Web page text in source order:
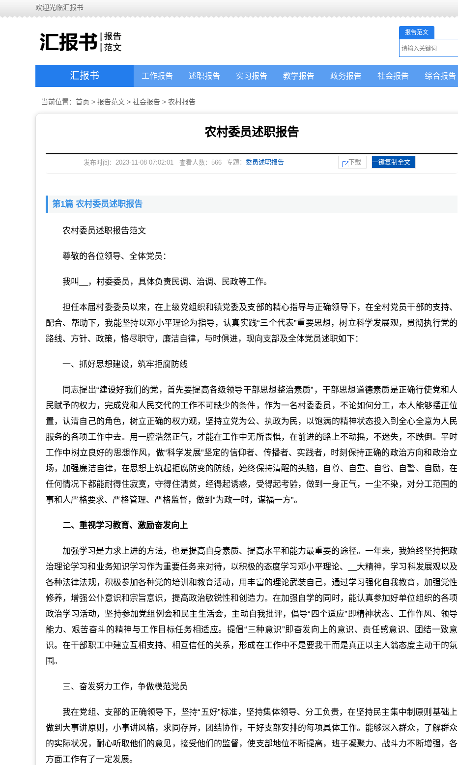
欢迎光临汇报书
报告范文
汇报书 工作报告 述职报告 实习报告 教学报告 政务报告 社会报告 综合报告
当前位置： 首页 > 报告范文 > 社会报告 > 农村报告
农村委员述职报告
发布时间：2023-11-08 07:02:01 查看人数： 566 专题： 委员述职报告 下载 一键复制全文
第1篇 农村委员述职报告
农村委员述职报告范文
尊敬的各位领导、全体党员：
我叫__，村委委员，具体负责民调、治调、民政等工作。
担任本届村委委员以来，在上级党组织和镇党委及支部的精心指导与正确领导下，在全村党员干部的支持、
配合、帮助下，我能坚持以邓小平理论为指导，认真实践“三个代表”重要思想，树立科学发展观，贯彻执行党的
路线、方针、政策，恪尽职守，廉洁自律，与时俱进，现向支部及全体党员述职如下：
一、抓好思想建设，筑牢拒腐防线
同志提出“建设好我们的党，首先要提高各级领导干部思想整治素质”，干部思想道德素质是正确行使党和人
民赋予的权力，完成党和人民交代的工作不可缺少的条件，作为一名村委委员，不论如何分工，本人能够摆正位
置，认清自己的角色，树立正确的权力观，坚持立党为公、执政为民，以饱满的精神状态投入到全心全意为人民
服务的各项工作中去。用一腔浩然正气，才能在工作中无所畏惧，在前进的路上不动摇，不迷失，不跌倒。平时
工作中树立良好的思想作风，做“科学发展”坚定的信仰者、传播者、实践者，时刻保持正确的政治方向和政治立
场，加强廉洁自律，在思想上筑起拒腐防变的防线，始终保持清醒的头脑，自尊、自重、自省、自警、自励，在
任何情况下都能耐得住寂寞，守得住清贫，经得起诱惑，受得起考验，做到一身正气，一尘不染，对分工范围的
事和人严格要求、严格管理、严格监督，做到“为政一时，谋福一方”。
二、重视学习教育、激励奋发向上
加强学习是力求上进的方法，也是提高自身素质、提高水平和能力最重要的途径。一年来，我始终坚持把政
治理论学习和业务知识学习作为重要任务来对待，以积极的态度学习邓小平理论、__大精神，学习科发展观以及
各种法律法规，积极参加各种党的培训和教育活动，用丰富的理论武装自己，通过学习强化自我教育，加强党性
修养，增强公仆意识和宗旨意识，提高政治敏锐性和创造力。在加强自学的同时，能认真参加好单位组织的各项
政治学习活动，坚持参加党组例会和民主生活会，主动自我批评，倡导“四个适应”即精神状态、工作作风、领导
能力、艰苦奋斗的精神与工作目标任务相适应。提倡“三种意识”即奋发向上的意识、责任感意识、团结一致意
识。在干部职工中建立互相支持、相互信任的关系，形成在工作中不是要我干而是真正以主人翁态度主动干的氛
围。
三、奋发努力工作，争做模范党员
我在党组、支部的正确领导下，坚持“五好”标准，坚持集体领导、分工负责，在坚持民主集中制原则基础上
做到大事讲原则，小事讲风格，求同存异，团结协作，干好支部安排的每项具体工作。能够深入群众，了解群众
的实际状况，耐心听取他们的意见，接受他们的监督，使支部地位不断提高，班子凝聚力、战斗力不断增强，各
方面工作有了一定发展。